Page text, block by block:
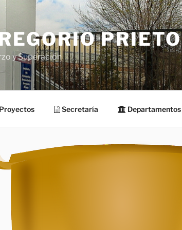
PRIETO
y Superación
Secretaría Departamentos